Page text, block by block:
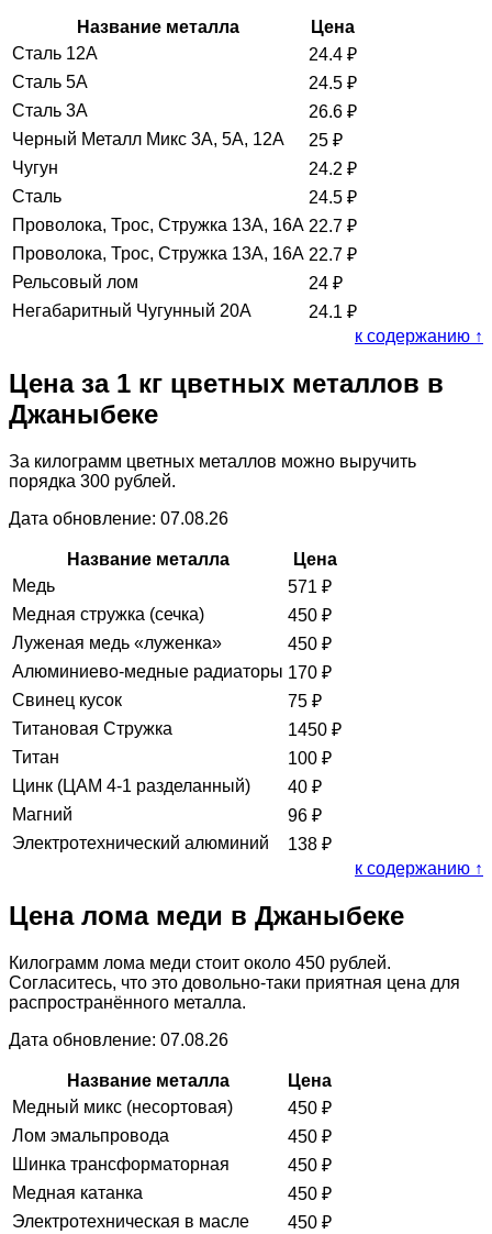
Название металла
Цена
Сталь 12А
24.4 ₽
Сталь 5А
24.5 ₽
Сталь 3А
26.6 ₽
Черный Металл Микс 3А, 5А, 12А
25 ₽
Чугун
24.2 ₽
Сталь
24.5 ₽
Проволока, Трос, Стружка 13А, 16А 22.7 ₽
Проволока, Трос, Стружка 13А, 16А 22.7 ₽
Рельсовый лом
24 ₽
Негабаритный Чугунный 20А
24.1 ₽
к содержанию ↑
Цена за 1 кг цветных металлов в
Джаныбеке
За килограмм цветных металлов можно выручить
порядка 300 рублей.
Дата обновление: 07.08.26
Название металла
Цена
Медь
571 ₽
Медная стружка (сечка)
450 ₽
Луженая медь «луженка»
450 ₽
Алюминиево-медные радиаторы 170 ₽
Свинец кусок
75 ₽
Титановая Стружка
1450 ₽
Титан
100 ₽
Цинк (ЦАМ 4-1 разделанный)
40 ₽
Магний
96 ₽
Электротехнический алюминий
138 ₽
к содержанию ↑
Цена лома меди в Джаныбеке
Килограмм лома меди стоит около 450 рублей.
Согласитесь, что это довольно-таки приятная цена для
распространённого металла.
Дата обновление: 07.08.26
Название металла
Цена
Медный микс (несортовая)
450 ₽
Лом эмальпровода
450 ₽
Шинка трансформаторная
450 ₽
Медная катанка
450 ₽
Электротехническая в масле
450 ₽